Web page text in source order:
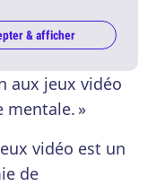
& afficher
aux jeux vidéo
mentale. »
vidéo est un
de